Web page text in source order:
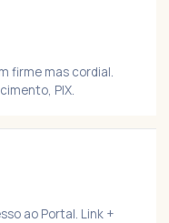
firme mas cordial.
PIX.
ao Portal. Link +